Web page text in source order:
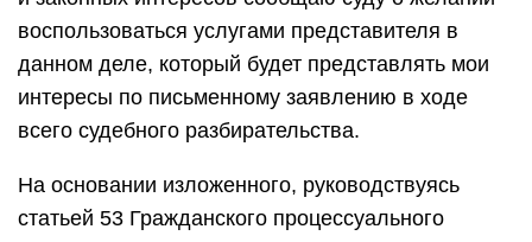
воспользоваться услугами представителя в
данном деле, который будет представлять мои
интересы по письменному заявлению в ходе
всего судебного разбирательства.
На основании изложенного, руководствуясь
статьей 53 Гражданского процессуального